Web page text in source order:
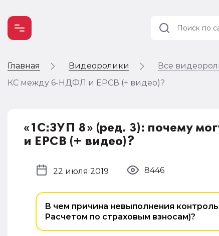
Главная Видеоролики Все
КС между 6-НДФЛ и ЕРСВ (+ видео)?
«1С:ЗУП 8» (ред. 3): почему
и ЕРСВ (+ видео)?
22 июля 2019 8446
В чем причина невыполнения
Расчетом по страховым взносам)?
Учет и
налогообложение